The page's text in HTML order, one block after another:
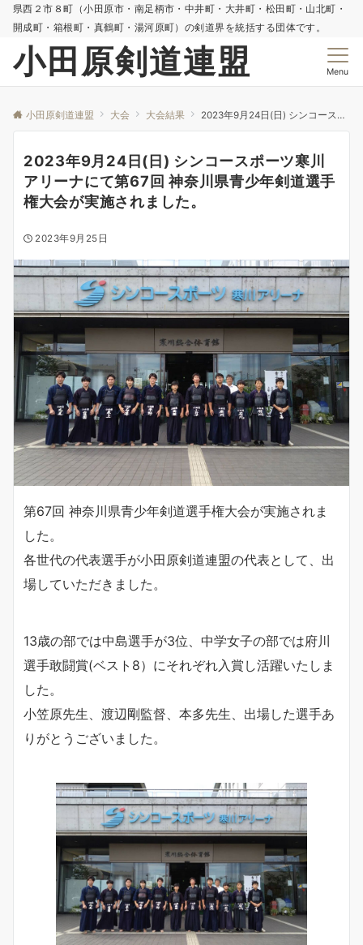
県西２市８町（小田原市・南足柄市・中井町・大井町・松田町・山北町・
開成町・箱根町・真鶴町・湯河原町）の剣道界を統括する団体です。
小田原剣道連盟 Menu
小田原剣道連盟 大会 大会結果 2023年9月24日(日) シンコースポーツ寒川アリーナにて第67回 神奈川県青少年剣道選手権大会が実施されました。
2023年9月24日(日) シンコースポーツ寒川
アリーナにて第67回 神奈川県青少年剣道選手
権大会が実施されました。
2023年9月25日
第67回 神奈川県青少年剣道選手権大会が実施されま
した。
各世代の代表選手が小田原剣道連盟の代表として、出
場していただきました。
13歳の部では中島選手が3位、中学女子の部では府川
選手敢闘賞(ベスト8）にそれぞれ入賞し活躍いたしま
した。
小笠原先生、渡辺剛監督、本多先生、出場した選手あ
りがとうございました。